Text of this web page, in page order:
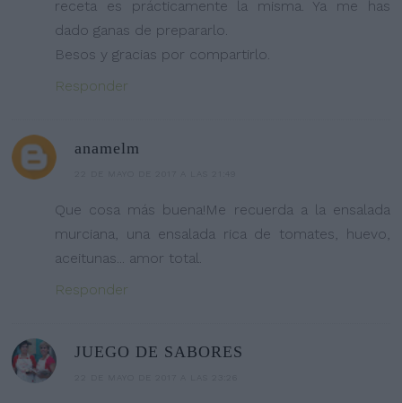
receta es prácticamente la misma. Ya me has
dado ganas de prepararlo.
Besos y gracias por compartirlo.
Responder
anamelm
Que cosa más buena!Me recuerda a la ensalada
murciana, una ensalada rica de tomates, huevo,
aceitunas... amor total.
Responder
JUEGO DE SABORES